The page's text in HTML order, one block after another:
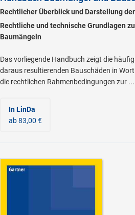
Rechtlicher Überblick und Darstellung
Rechtliche und technische Grundlagen
Baumängeln
Das vorliegende Handbuch zeigt die
daraus resultierenden Bauschäden in
die rechtlichen Rahmenbedingungen zur ...
In LinDa
ab 83,00 €